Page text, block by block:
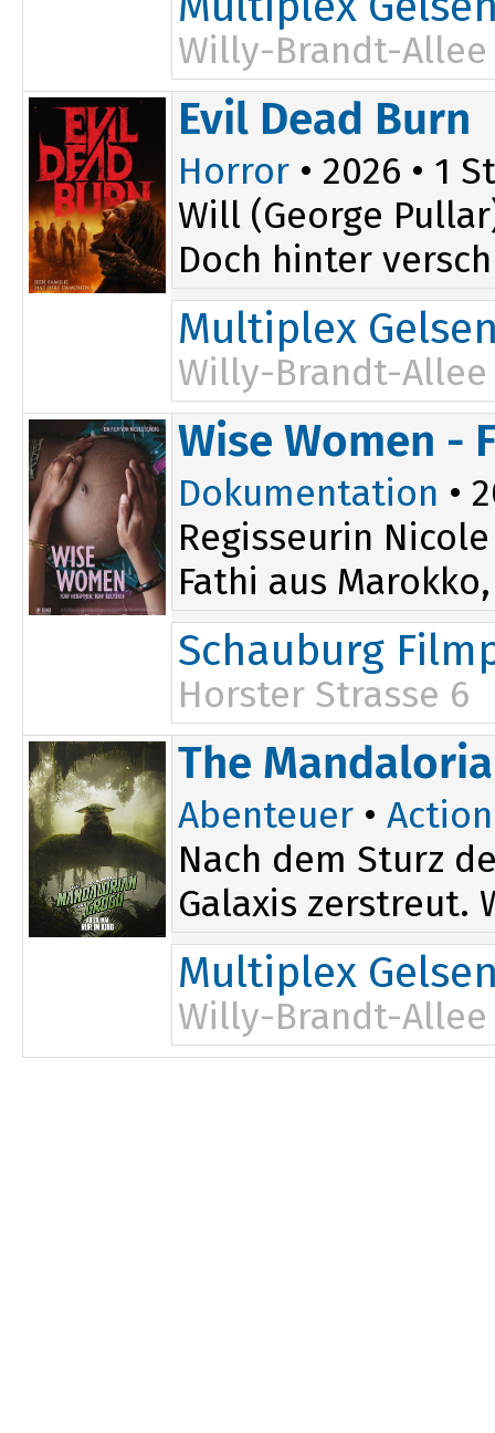
Willy-Brandt-Allee
Evil Dead Burn
Horror • 2026 • 1
Will (George
Doch hinter
Multiplex
Willy-Brandt-Allee
Wise Women -
Dokumentation •
Regisseurin
Fathi aus
Schauburg
Horster Strasse 6
The
Abenteuer • Action
Nach dem Sturz
Galaxis zerstreut.
Multiplex
Willy-Brandt-Allee